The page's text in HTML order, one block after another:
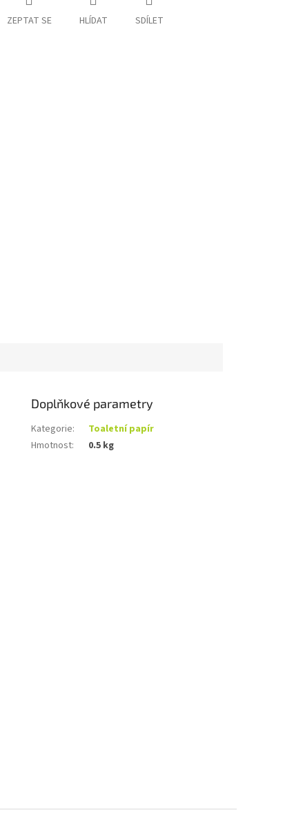
ZEPTAT SE HLÍDAT SDÍLET
Doplňkové parametry
Kategorie:
Toaletní papír
Hmotnost: 0.5 kg